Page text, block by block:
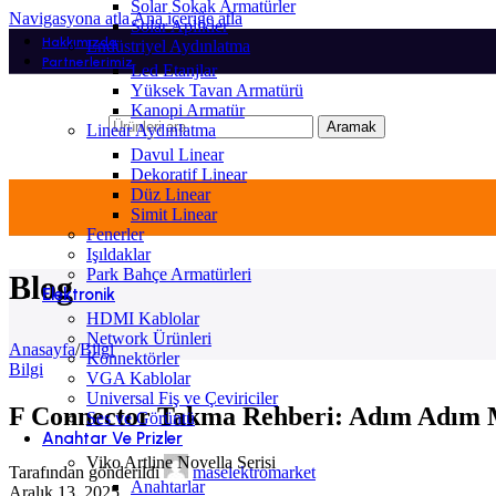
Navigasyona atlaAna içeriğe atla
Hakkımızda
Partnerlerimiz
Aramak
Solar Sokak Armatürler
Solar Aplikler
Endüstriyel Aydınlatma
Led Etanjlar
Yüksek Tavan Armatürü
Kanopi Armatür
Linear Aydınlatma
Davul Linear
Dekoratif Linear
Düz Linear
Simit Linear
Fenerler
Işıldaklar
Park Bahçe Armatürleri
Elektronik
HDMI Kablolar
Network Ürünleri
Konnektörler
VGA Kablolar
Universal Fiş ve Çeviriciler
Ses ve Görüntü
Anahtar Ve Prizler
Viko Artline Novella Serisi
Anahtarlar
Blog
Anasayfa/Bilgi
Bilgi
F Connector Takma Rehberi: Adım Adım
Tarafından gönderildi
maselektromarket
Aralık 13, 2025